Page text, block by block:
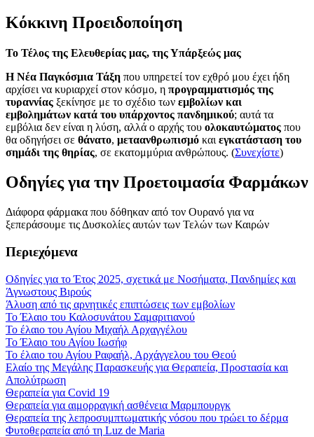
Κόκκινη Προειδοποίηση
Το Τέλος της Ελευθερίας μας, της Υπάρξεώς μας
Η Νέα Παγκόσμια Τάξη που υπηρετεί τον εχθρό μου έχει ήδη
αρχίσει να κυριαρχεί στον κόσμο, η προγραμματισμός της
τυραννίας ξεκίνησε με το σχέδιο των εμβολίων και
εμβολημάτων κατά του υπάρχοντος πανδημικού; αυτά τα
εμβόλια δεν είναι η λύση, αλλά ο αρχής του ολοκαυτώματος που
θα οδηγήσει σε θάνατο, μεταανθρωπισμό και εγκατάσταση του
σημάδι της θηρίας, σε εκατομμύρια ανθρώπους. (Συνεχίστε)
Οδηγίες για την Προετοιμασία Φαρμάκων
Διάφορα φάρμακα που δόθηκαν από τον Ουρανό για να
ξεπεράσουμε τις Δυσκολίες αυτών των Τελών των Καιρών
Περιεχόμενα
Οδηγίες για το Έτος 2025, σχετικά με Νοσήματα, Πανδημίες και
Άγνωστους Βιρούς
Άλυση από τις αρνητικές επιπτώσεις των εμβολίων
Το Έλαιο του Καλοσυνάτου Σαμαριτιανού
Το έλαιο του Αγίου Μιχαήλ Αρχαγγέλου
Το Έλαιο του Αγίου Ιωσήφ
Το έλαιο του Αγίου Ραφαήλ, Αρχάγγελου του Θεού
Ελαίο της Μεγάλης Παρασκευής για Θεραπεία, Προστασία και
Απολύτρωση
Θεραπεία για Covid 19
Θεραπεία για αιμορραγική ασθένεια Μαρμπουργκ
Θεραπεία της λεπροσυμπτωματικής νόσου που τρώει το δέρμα
Φυτοθεραπεία από τη Luz de Maria